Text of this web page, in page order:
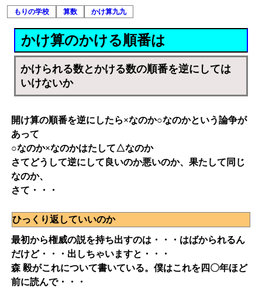
もりの学校 算数 かけ算九九
かけ算のかける順番は
かけられる数とかける数の順番を逆にしては
いけないか
開け算の順番を逆にしたら×なのか○なのかという論争が
あって
○なのか×なのかはたして△なのか
さてどうして逆にして良いのか悪いのか、果たして同じ
なのか、
さて・・・
ひっくり返していいのか
最初から権威の説を持ち出すのは・・・はばかられるん
だけど・・・出しちゃいますと・・・
森 毅がこれについて書いている。僕はこれを四〇年ほど
前に読んで・・・